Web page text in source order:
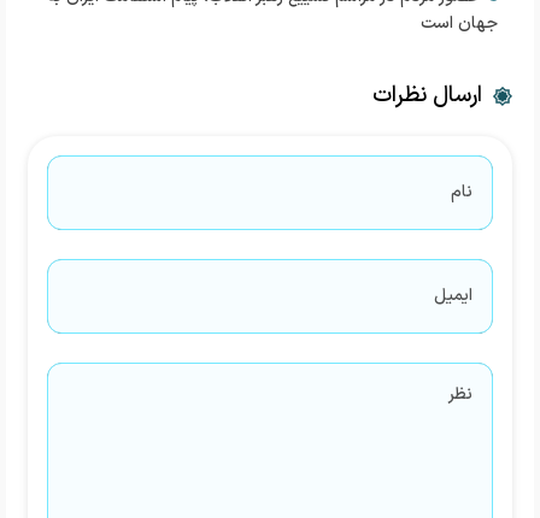
جهان است
ارسال نظرات